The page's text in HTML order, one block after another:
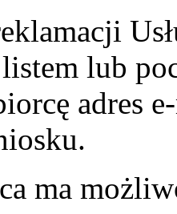
lub
adres
ma